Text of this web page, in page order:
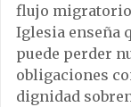
flujo migratorio
Iglesia enseña
puede perder
obligaciones
dignidad